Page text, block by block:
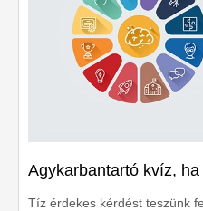
Agykarbantartó kvíz,
Tíz érdekes kérdést teszünk